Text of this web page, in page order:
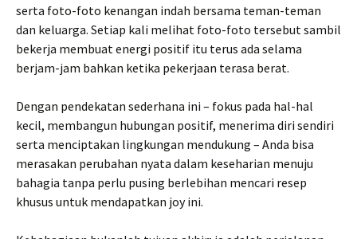
serta foto-foto kenangan indah bersama teman-teman
dan keluarga. Setiap kali melihat foto-foto tersebut sambil
bekerja membuat energi positif itu terus ada selama
berjam-jam bahkan ketika pekerjaan terasa berat.
Dengan pendekatan sederhana ini – fokus pada hal-hal
kecil, membangun hubungan positif, menerima diri sendiri
serta menciptakan lingkungan mendukung – Anda bisa
merasakan perubahan nyata dalam keseharian menuju
bahagia tanpa perlu pusing berlebihan mencari resep
khusus untuk mendapatkan joy ini.